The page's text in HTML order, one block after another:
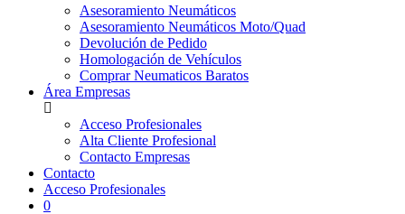
Asesoramiento Neumáticos
Asesoramiento Neumáticos Moto/Quad
Devolución de Pedido
Homologación de Vehículos
Comprar Neumaticos Baratos
Área Empresas
Acceso Profesionales
Alta Cliente Profesional
Contacto Empresas
Contacto
Acceso Profesionales
0